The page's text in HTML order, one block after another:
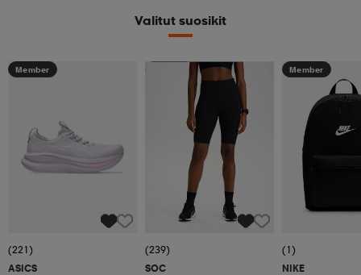
Valitut suosikit
Member
(221)
ASICS
(239)
SOC
Member
(1)
NIKE